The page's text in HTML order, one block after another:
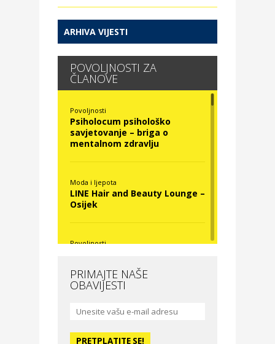
ARHIVA VIJESTI
POVOLJNOSTI ZA
ČLANOVE
Povoljnosti
Psiholocum psihološko
savjetovanje – briga o
mentalnom zdravlju
Moda i ljepota
LINE Hair and Beauty Lounge –
Osijek
Povoljnosti
Moda i ljepota
studio – Osijek
PRIMAJTE NAŠE
OBAVIJESTI